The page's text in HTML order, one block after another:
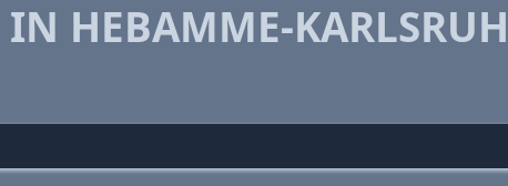
HEBAMME-